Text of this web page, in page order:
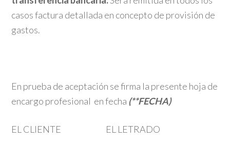
casos factura detallada en concepto de provisión de
gastos.
En prueba de aceptación se firma la presente hoja de
encargo profesional en fecha (**FECHA)
EL CLIENTE EL LETRADO